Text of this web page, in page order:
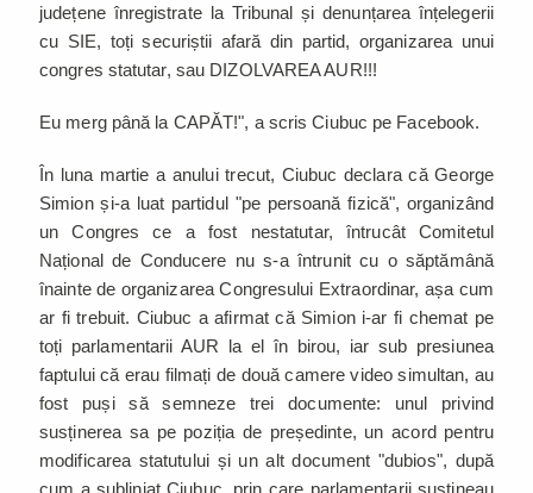
județene înregistrate la Tribunal și denunțarea înțelegerii
cu SIE, toți securiștii afară din partid, organizarea unui
congres statutar, sau DIZOLVAREA AUR!!!
Eu merg până la CAPĂT!", a scris Ciubuc pe Facebook.
În luna martie a anului trecut, Ciubuc declara că George
Simion și-a luat partidul "pe persoană fizică", organizând
un Congres ce a fost nestatutar, întrucât Comitetul
Național de Conducere nu s-a întrunit cu o săptămână
înainte de organizarea Congresului Extraordinar, așa cum
ar fi trebuit. Ciubuc a afirmat că Simion i-ar fi chemat pe
toți parlamentarii AUR la el în birou, iar sub presiunea
faptului că erau filmați de două camere video simultan, au
fost puși să semneze trei documente: unul privind
susținerea sa pe poziția de președinte, un acord pentru
modificarea statutului și un alt document "dubios", după
cum a subliniat Ciubuc, prin care parlamentarii susțineau